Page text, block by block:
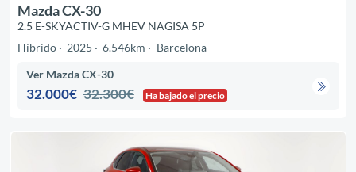
Mazda CX-30
2.5 E-SKYACTIV-G MHEV NAGISA 5P
Híbrido
2025 6.546km Barcelona
Ver Mazda CX-30
32.000€ 32.300€ Ha bajado el precio